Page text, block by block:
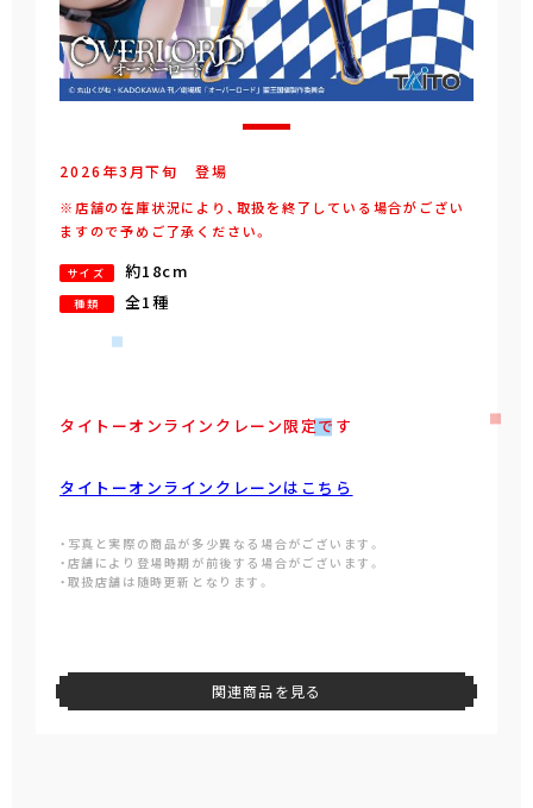
2026年3 月下旬 登場
※店舗の在庫状況により、取扱を終了している場合がござい
ますので予めご了承ください。
サイズ 約18cm
種類 全1種
タイトーオンラインクレーン限定です
タイトーオンラインクレーンはこちら
・写真と実際の商品が多少異なる場合がございます。
・店舗により登場時期が前後する場合がございます。
・取扱店舗は随時更新となります。
関連商品を見る